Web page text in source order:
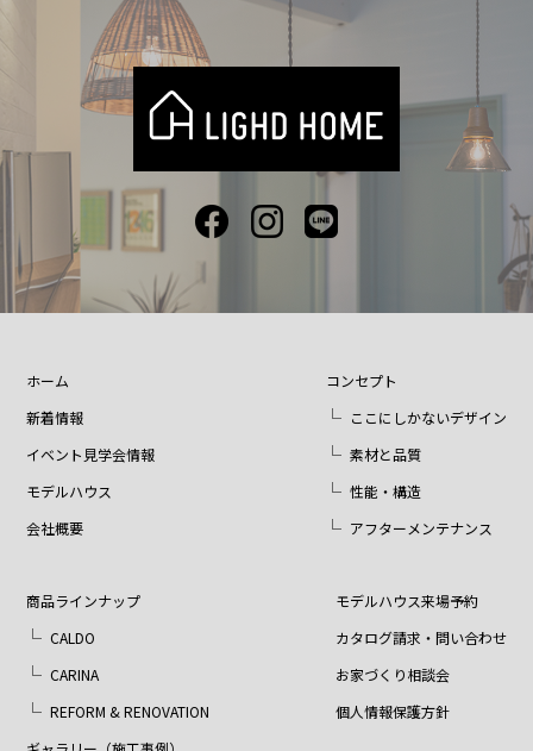
ホーム
新着情報
イベント見学会情報
モデルハウス
会社概要
コンセプト
ここにしかないデザイン
素材と品質
性能・構造
アフターメンテナンス
商品ラインナップ
CALDO
CARINA
REFORM & RENOVATION
モデルハウス来場予約
カタログ請求・問い合わせ
お家づくり相談会
個人情報保護方針